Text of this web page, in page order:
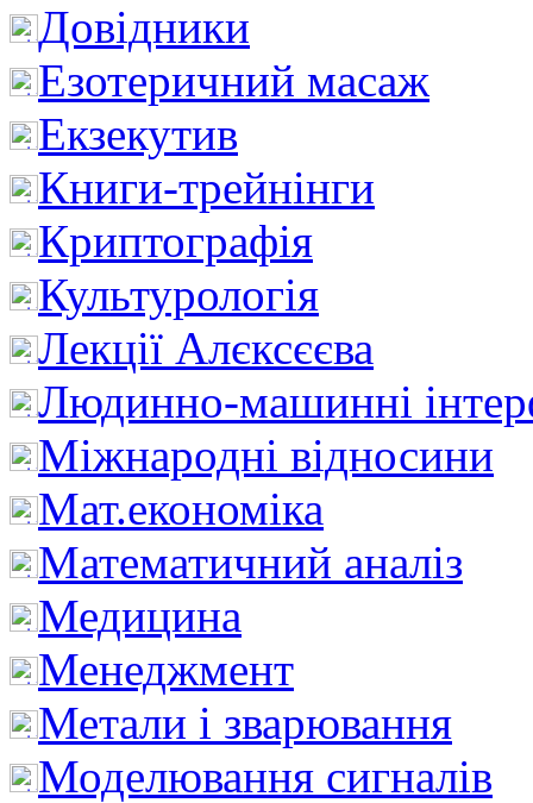
Довідники
Езотеричний масаж
Екзекутив
Книги-трейнінги
Криптографія
Культурологія
Лекції Алєксєєва
Людинно-машинні
Міжнародні відносини
Мат.економіка
Математичний аналіз
Медицина
Менеджмент
Метали і зварювання
Моделювання сигналів